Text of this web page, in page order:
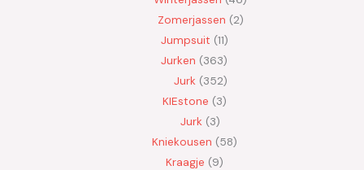
Zomerjassen 2
Jumpsuit 11
Jurken 363
Jurk 352
KIEstone 3
Jurk 3
Kniekousen 58
Kraagje 9